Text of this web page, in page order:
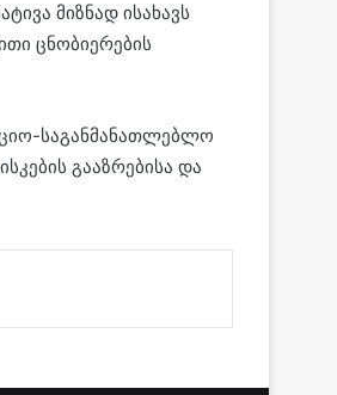
მიზნად ისახავს
ცნობიერების
საგანმანათლებლო
გააზრებისა და